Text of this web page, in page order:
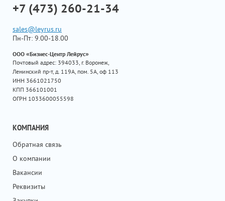
+7 (473) 260-21-34
sales@leyrus.ru
Пн-Пт: 9.00-18.00
ООО «Бизнес-Центр Лейрус»
Почтовый адрес: 394033, г. Воронеж,
Ленинский пр-т, д. 119А, пом. 5А, оф 113
ИНН 3661021750
КПП 366101001
ОГРН 1033600055598
КОМПАНИЯ
Обратная связь
О компании
Вакансии
Реквизиты